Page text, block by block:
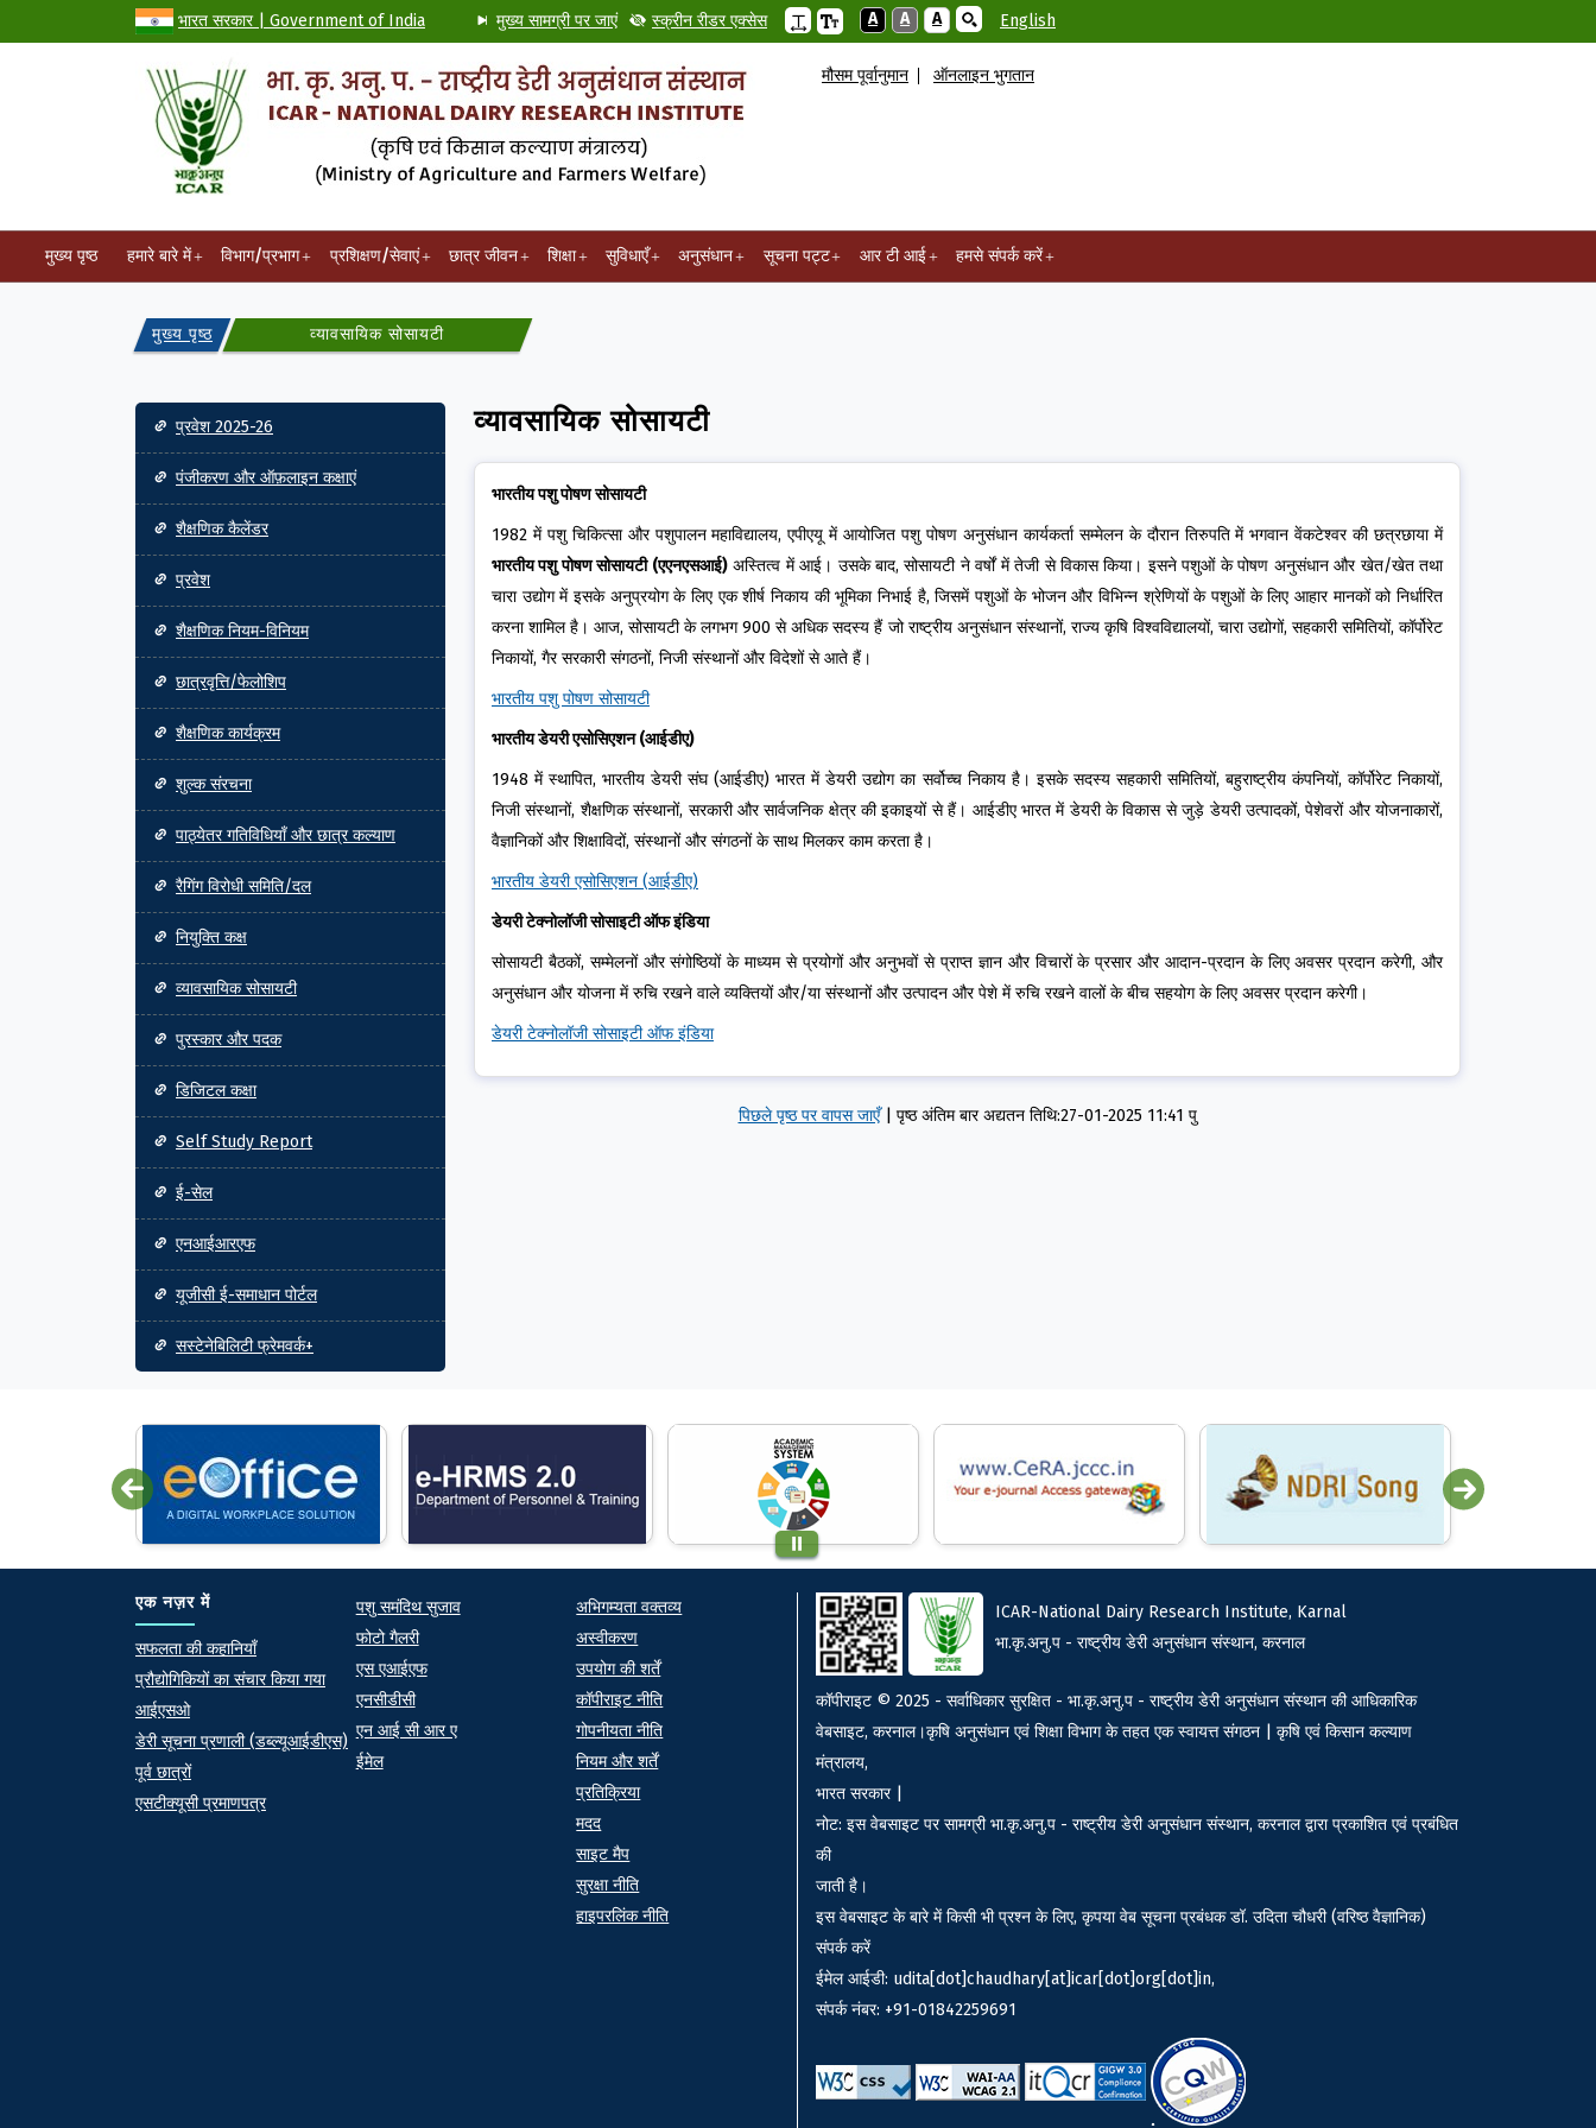
भारत सरकार | Government of India मुख्य सामग्री पर जाएं स्क्रीन रीडर एक्सेस A A A English
मौसम पूर्वानुमान ऑनलाइन भुगतान
मुख्य पृष्ठ हमारे बारे में विभाग/प्रभाग प्रशिक्षण/सेवाएं छात्र जीवन शिक्षा सुविधाएँ अनुसंधान सूचना पट्ट आर टी आई हमसे संपर्क करें
मुख्य पृष्ठ व्यावसायिक सोसायटी
Main navigation
प्रवेश 2025-26
पंजीकरण और ऑफ़लाइन कक्षाएं
शैक्षणिक कैलेंडर
प्रवेश
शैक्षणिक नियम-विनियम
छात्रवृत्ति/फेलोशिप
शैक्षणिक कार्यक्रम
शुल्क संरचना
पाठ्येतर गतिविधियाँ और छात्र कल्याण
रैगिंग विरोधी समिति/दल
नियुक्ति कक्ष
व्यावसायिक सोसायटी
पुरस्कार और पदक
डिजिटल कक्षा
Self Study Report
ई-सेल
एनआईआरएफ
यूजीसी ई-समाधान पोर्टल
सस्टेनेबिलिटी फ्रेमवर्क+
व्यावसायिक सोसायटी
भारतीय पशु पोषण सोसायटी
1982 में पशु चिकित्सा और पशुपालन महाविद्यालय, एपीएयू में आयोजित पशु पोषण अनुसंधान कार्यकर्ता सम्मेलन के दौरान तिरुपति में भगवान वेंकटेश्वर की छत्रछाया में
भारतीय पशु पोषण सोसायटी (एएनएसआई)अस्तित्व में आई। उसके बाद, सोसायटी ने वर्षों में तेजी से विकास किया। इसने पशुओं के पोषण अनुसंधान और खेत/खेत तथा
चारा उद्योग में इसके अनुप्रयोग के लिए एक शीर्ष निकाय की भूमिका निभाई है, जिसमें पशुओं के भोजन और विभिन्न श्रेणियों के पशुओं के लिए आहार मानकों को निर्धारित
करना शामिल है। आज, सोसायटी के लगभग 900 से अधिक सदस्य हैं जो राष्ट्रीय अनुसंधान संस्थानों, राज्य कृषि विश्वविद्यालयों, चारा उद्योगों, सहकारी समितियों, कॉर्पोरेट
निकायों, गैर सरकारी संगठनों, निजी संस्थानों और विदेशों से आते हैं।
भारतीय पशु पोषण सोसायटी
भारतीय डेयरी एसोसिएशन (आईडीए)
1948 में स्थापित, भारतीय डेयरी संघ (आईडीए) भारत में डेयरी उद्योग का सर्वोच्च निकाय है। इसके सदस्य सहकारी समितियों, बहुराष्ट्रीय कंपनियों, कॉर्पोरेट निकायों,
निजी संस्थानों, शैक्षणिक संस्थानों, सरकारी और सार्वजनिक क्षेत्र की इकाइयों से हैं। आईडीए भारत में डेयरी के विकास से जुड़े डेयरी उत्पादकों, पेशेवरों और योजनाकारों,
वैज्ञानिकों और शिक्षाविदों, संस्थानों और संगठनों के साथ मिलकर काम करता है।
भारतीय डेयरी एसोसिएशन (आईडीए)
डेयरी टेक्नोलॉजी सोसाइटी ऑफ इंडिया
सोसायटी बैठकों, सम्मेलनों और संगोष्ठियों के माध्यम से प्रयोगों और अनुभवों से प्राप्त ज्ञान और विचारों के प्रसार और आदान-प्रदान के लिए अवसर प्रदान करेगी, और
अनुसंधान और योजना में रुचि रखने वाले व्यक्तियों और/या संस्थानों और उत्पादन और पेशे में रुचि रखने वालों के बीच सहयोग के लिए अवसर प्रदान करेगी।
डेयरी टेक्नोलॉजी सोसाइटी ऑफ इंडिया
पिछले पृष्ठ पर वापस जाएँ पृष्ठ अंतिम बार अद्यतन तिथि:27-01-2025 11:41 पु
एक नज़र में
At a Glance
सफलता की कहानियाँ
प्रौद्योगिकियों का संचार किया गया
आईएसओ
डेरी सूचना प्रणाली (डब्ल्यूआईडीएस)
पूर्व छात्रों
एसटीक्यूसी प्रमाणपत्र
Quick links
पशु समंदिथ सुजाव
फोटो गैलरी
एस एआईएफ
एनसीडीसी
एन आई सी आर ए
ईमेल
Footer
अभिगम्यता वक्तव्य
अस्वीकरण
उपयोग की शर्तें
कॉपीराइट नीति
गोपनीयता नीति
नियम और शर्तें
प्रतिक्रिया
मदद
साइट मैप
सुरक्षा नीति
हाइपरलिंक नीति
ICAR-National Dairy Research Institute, Karnal
भा.कृ.अनु.प - राष्ट्रीय डेरी अनुसंधान संस्थान, करनाल
कॉपीराइट © 2025 - सर्वाधिकार सुरक्षित - भा.कृ.अनु.प - राष्ट्रीय डेरी अनुसंधान संस्थान की आधिकारिक
वेबसाइट, करनाल।कृषि अनुसंधान एवं शिक्षा विभाग के तहत एक स्वायत्त संगठन | कृषि एवं किसान कल्याण
मंत्रालय,
भारत सरकार |
नोट: इस वेबसाइट पर सामग्री भा.कृ.अनु.प - राष्ट्रीय डेरी अनुसंधान संस्थान, करनाल द्वारा प्रकाशित एवं प्रबंधित
की
जाती है।
इस वेबसाइट के बारे में किसी भी प्रश्न के लिए, कृपया वेब सूचना प्रबंधक डॉ. उदिता चौधरी (वरिष्ठ वैज्ञानिक)
संपर्क करें
ईमेल आईडी: udita[dot]chaudhary[at]icar[dot]org[dot]in,
संपर्क नंबर: +91-01842259691